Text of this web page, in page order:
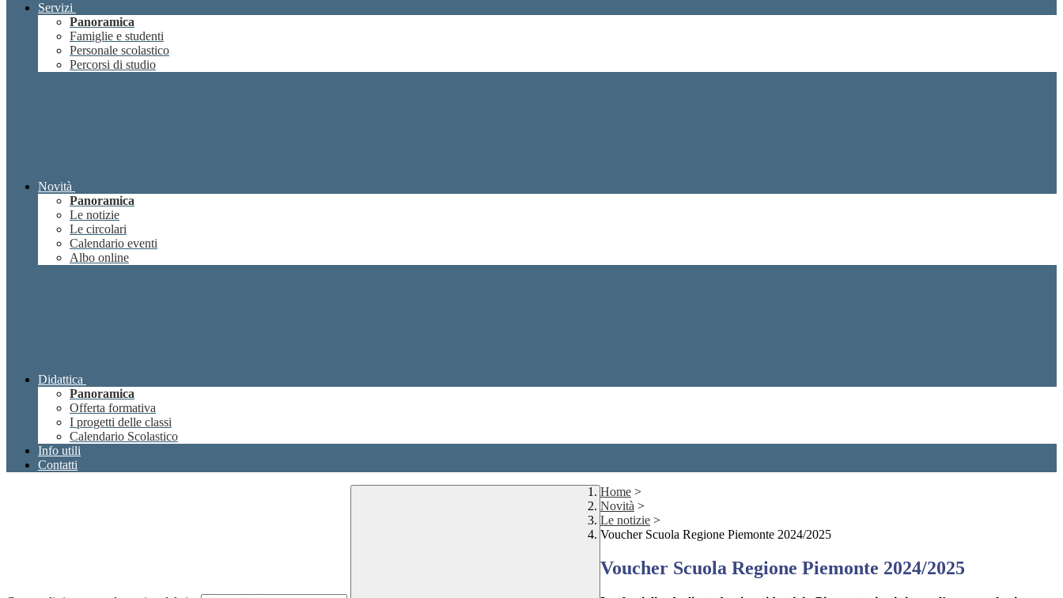
Servizi
Panoramica
Famiglie e studenti
Personale scolastico
Percorsi di studio
Novità
Panoramica
Le notizie
Le circolari
Calendario eventi
Albo online
Didattica
Panoramica
Offerta formativa
I progetti delle classi
Calendario Scolastico
Info utili
Contatti
Home >
Novità >
Le notizie >
Voucher Scuola Regione Piemonte 2024/2025
Voucher Scuola Regione Piemonte 2024/2025